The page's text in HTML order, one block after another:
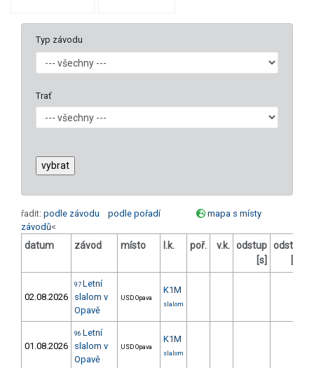
Typ závodu
Trať
řadit: podle závodu podle pořadí
mapa s místy
závodů<
datum závod místo l.k. poř. v.k. odstup
[s]
odstup
02.08.2026
97 Letní
slalom v
Opavě
USD Opava
K1M
slalom
01.08.2026
96 Letní
slalom v
Opavě
USD Opava
K1M
slalom